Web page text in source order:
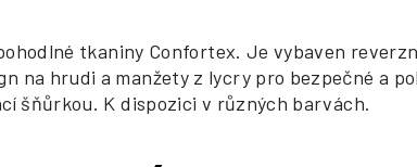
tkaniny Confortex. Je vybaven
na hrudi a manžety z lycry pro bezpečné a
šňůrkou. K dispozici v různých barvách.